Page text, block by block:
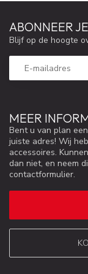
MEER
Bent u van plan
juiste adres! Wij
accessoires.
dan niet, en neem
contactformulier.
ABONNEER
Blijf op de hoogte